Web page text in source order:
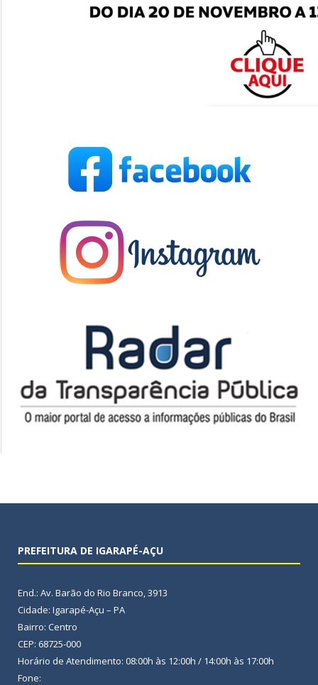
PREFEITURA DE IGARAPÉ-AÇU
End.: Av. Barão do Rio Branco, 3913
Cidade: Igarapé-Açu – PA
Bairro: Centro
CEP: 68725-000
Horário de Atendimento: 08:00h às 12:00h / 14:00h às 17:00h
Fone: